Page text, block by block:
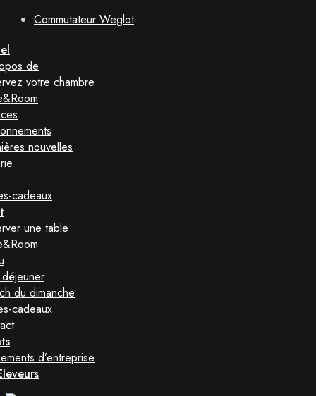
Commutateur Weglot
de
votre chambre
nouvelles
cadeaux
une table
du dimanche
cadeaux
d’entreprise